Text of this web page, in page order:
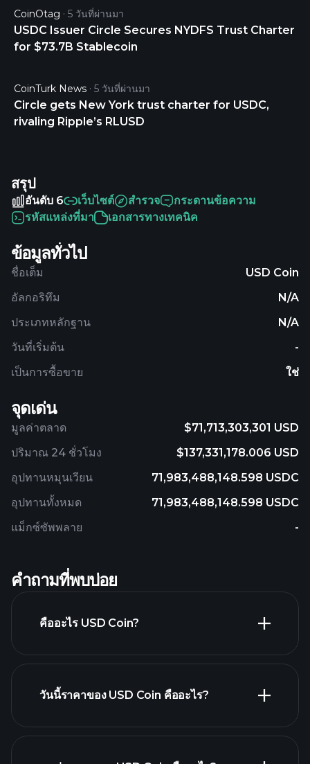
CoinOtag 5 วันที่ผ่านมา
USDC Issuer Circle Secures NYDFS Trust Charter
for $73.7B Stablecoin
CoinTurk News 5 วันที่ผ่านมา
Circle gets New York trust charter for USDC,
rivaling Ripple’s RLUSD
สรุป
อันดับ 6 เว็บไซต์ สำรวจ
กระดานข้อความ
รหัสแหล่งที่มา
เอกสารทางเทคนิค
ข้อมูลทั่วไป
ชื่อเต็ม
USD Coin
อัลกอริทึม
N/A
ประเภทหลักฐาน
N/A
วันที่เริ่มต้น
-
เป็นการซื้อขาย
ใช่
จุดเด่น
มูลค่าตลาด
$71,713,303,301 USD
ปริมาณ 24 ชั่วโมง
$137,331,178.006 USD
อุปทานหมุนเวียน
71,983,488,148.598 USDC
อุปทานทั้งหมด
71,983,488,148.598 USDC
แม็กซ์ซัพพลาย
-
คำถามที่พบบ่อย
คืออะไร USD Coin?
วันนี้ราคาของ USD Coin คืออะไร?